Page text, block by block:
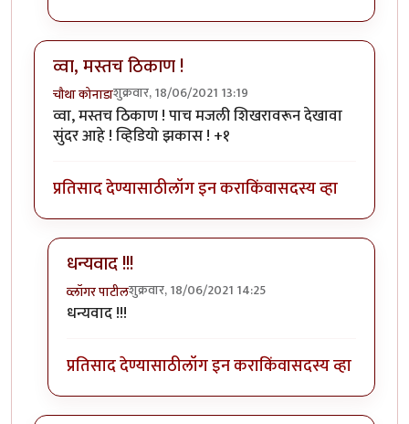
व्वा, मस्तच ठिकाण !
चौथा कोनाडाशुक्रवार, 18/06/2021 13:19
व्वा, मस्तच ठिकाण ! पाच मजली शिखरावरून देखावा
सुंदर आहे ! व्हिडियो झकास ! +१
प्रतिसाद देण्यासाठीलॉग इन कराकिंवासदस्य व्हा
धन्यवाद !!!
व्लॉगर पाटीलशुक्रवार, 18/06/2021 14:25
In reply to
धन्यवाद !!!
प्रतिसाद देण्यासाठीलॉग इन कराकिंवासदस्य व्हा